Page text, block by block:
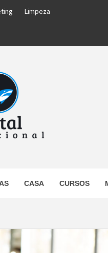
Limpeza
CASA CURSOS